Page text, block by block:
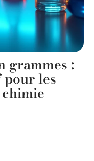
grammes :
les